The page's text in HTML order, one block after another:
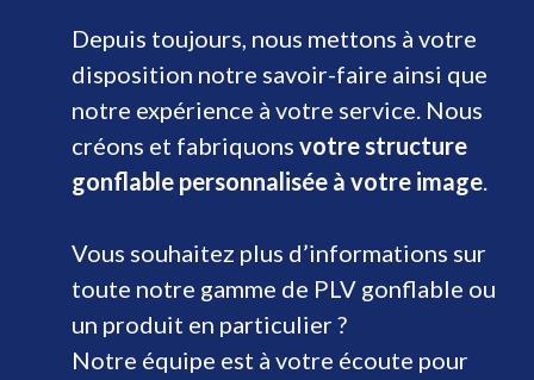
Depuis toujours, nous mettons à votre
disposition notre savoir-faire ainsi que
notre expérience à votre service. Nous
créons et fabriquons votre structure
gonflable personnalisée à votre image.
Vous souhaitez plus d’informations sur
toute notre gamme de PLV gonflable ou
un produit en particulier ?
Notre équipe est à votre écoute pour